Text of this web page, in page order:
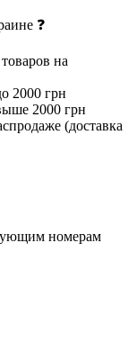
❓
на
2000 грн
2000 грн
(доставка
номерам